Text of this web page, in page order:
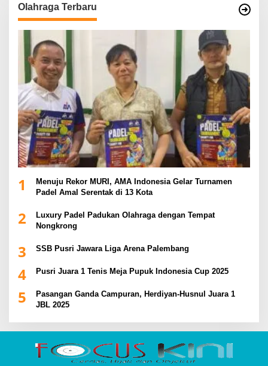
Olahraga Terbaru
1
Menuju Rekor MURI, AMA Indonesia Gelar Turnamen
Padel Amal Serentak di 13 Kota
2
Luxury Padel Padukan Olahraga dengan Tempat
Nongkrong
3 SSB Pusri Jawara Liga Arena Palembang
4 Pusri Juara 1 Tenis Meja Pupuk Indonesia Cup 2025
5
Pasangan Ganda Campuran, Herdiyan-Husnul Juara 1
JBL 2025